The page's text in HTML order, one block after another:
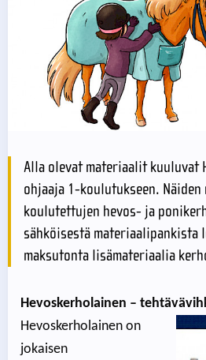
Alla olevat materiaalit kuuluvat
ohjaaja 1-koulutukseen.
koulutettujen hevos- ja
sähköisestä
maksutonta lisämateriaalia
Hevoskerholainen –
Hevoskerholainen on
jokaisen